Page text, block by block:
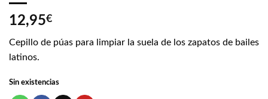
12,95€
Cepillo de púas para limpiar la suela de los zapatos de bailes
latinos.
Sin existencias